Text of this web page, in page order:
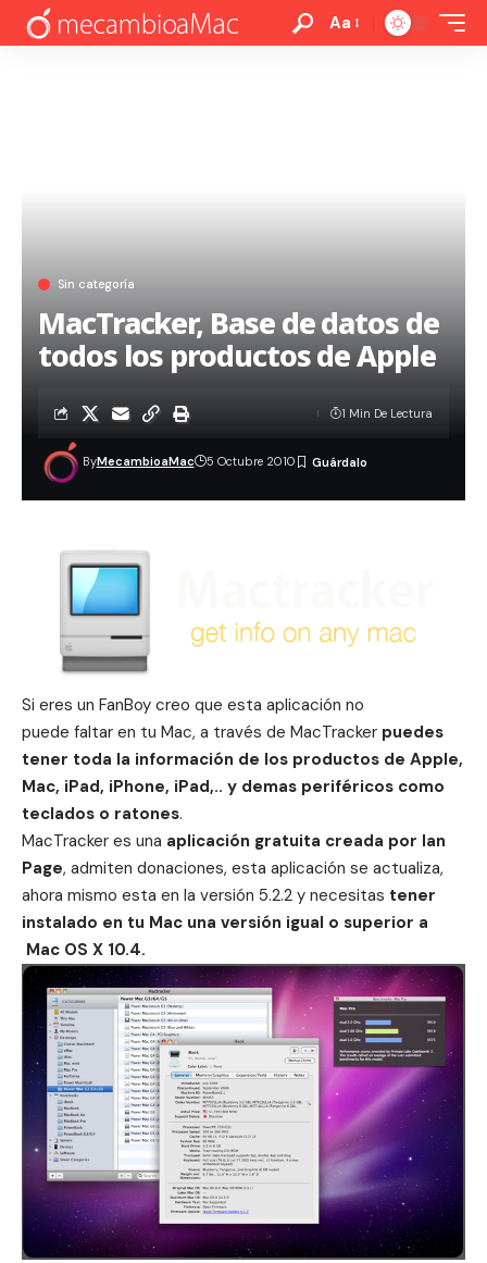
Aa
Sin categoría
MacTracker, Base de datos de
todos los productos de Apple
ByMecambioaMac 5 Octubre 2010
1 Min De Lectura
Si eres un FanBoy creo que esta aplicación no
puede faltar en tu Mac, a través de MacTracker puedes
tener toda la información de los productos de Apple,
Mac, iPad, iPhone, iPad,.. y demas periféricos como
teclados o ratones.
MacTracker es una aplicación gratuita creada por Ian
Page, admiten donaciones, esta aplicación se actualiza,
ahora mismo esta en la versión 5.2.2 y necesitas tener
instalado en tu Mac una versión igual o superior a
Mac OS X 10.4.